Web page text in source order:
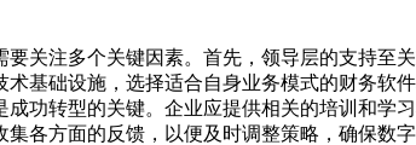
关注多个关键因素。首先，领导层的支持
基础设施，选择适合自身业务模式的财务
功转型的关键。企业应提供相关的培训和
各方面的反馈，以便及时调整策略，确保